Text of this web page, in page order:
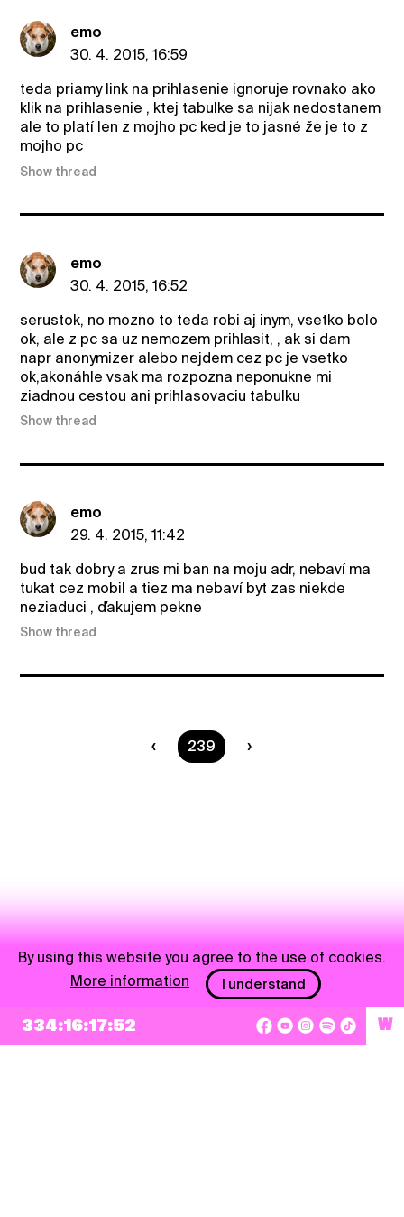
emo
30. 4. 2015, 16:59
teda priamy link na prihlasenie ignoruje rovnako ako
klik na prihlasenie , ktej tabulke sa nijak nedostanem
ale to platí len z mojho pc ked je to jasné že je to z
mojho pc
Show thread
emo
30. 4. 2015, 16:52
serustok, no mozno to teda robi aj inym, vsetko bolo
ok, ale z pc sa uz nemozem prihlasit, , ak si dam
napr anonymizer alebo nejdem cez pc je vsetko
ok,akonáhle vsak ma rozpozna neponukne mi
ziadnou cestou ani prihlasovaciu tabulku
Show thread
emo
29. 4. 2015, 11:42
bud tak dobry a zrus mi ban na moju adr, nebaví ma
tukat cez mobil a tiez ma nebaví byt zas niekde
neziaduci , ďakujem pekne
Show thread
You are on page
239
334:16:17:51 W
By using this website you agree to the use of cookies.
More information
I understand